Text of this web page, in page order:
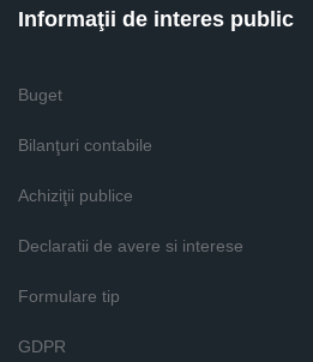
Informaţii de interes public
Buget
Bilanţuri contabile
Achiziţii publice
Declaratii de avere si interese
Formulare tip
GDPR